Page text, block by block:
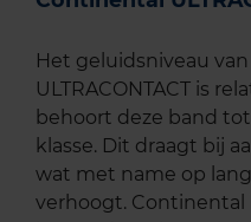
Het geluidsniveau
ULTRACONTACT is
behoort deze band
klasse. Dit draagt bij
wat met name op
verhoogt.